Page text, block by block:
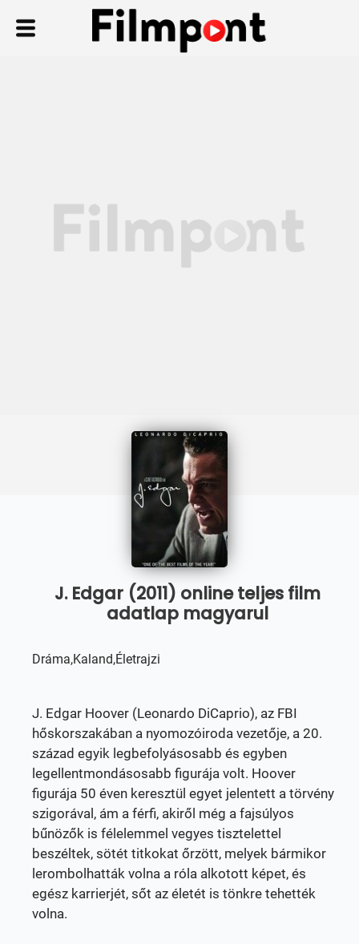
J. Edgar (2011) online teljes film
adatlap magyarul
Dráma,Kaland,Életrajzi
J. Edgar Hoover (Leonardo DiCaprio), az FBI
hőskorszakában a nyomozóiroda vezetője, a 20.
század egyik legbefolyásosabb és egyben
legellentmondásosabb figurája volt. Hoover
figurája 50 éven keresztül egyet jelentett a törvény
szigorával, ám a férfi, akiről még a fajsúlyos
bűnözők is félelemmel vegyes tisztelettel
beszéltek, sötét titkokat őrzött, melyek bármikor
lerombolhatták volna a róla alkotott képet, és
egész karrierjét, sőt az életét is tönkre tehették
volna.